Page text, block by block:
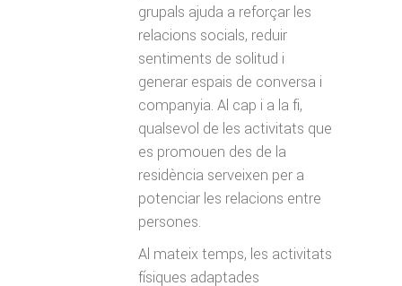
grupals ajuda a reforçar les
relacions socials, reduir
sentiments de solitud i
generar espais de conversa i
companyia. Al cap i a la fi,
qualsevol de les activitats que
es promouen des de la
residència serveixen per a
potenciar les relacions entre
persones.
Al mateix temps, les activitats
físiques adaptades